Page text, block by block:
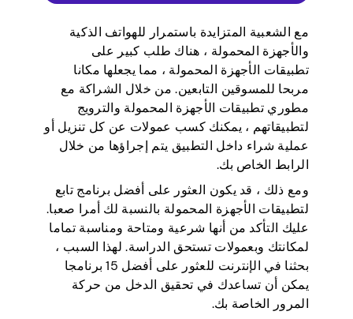
مع الشعبية المتزايدة باستمرار للهواتف الذكية
والأجهزة المحمولة ، هناك طلب كبير على
تطبيقات الأجهزة المحمولة ، مما يجعلها مكانا
مربحا للمسوقين التابعين. من خلال الشراكة مع
مطوري تطبيقات الأجهزة المحمولة والترويج
لتطبيقاتهم ، يمكنك كسب عمولات عن كل تنزيل أو
عملية شراء داخل التطبيق يتم إجراؤها من خلال
الرابط الخاص بك.
ومع ذلك ، قد يكون العثور على أفضل برنامج تابع
لتطبيقات الأجهزة المحمولة بالنسبة لك أمرا صعبا.
عليك التأكد من أنها شرعية ومتاحة ومناسبة تماما
لمكانتك وبعمولات تستحق الدراسة. لهذا السبب ،
بحثنا في الإنترنت للعثور على أفضل 15 برنامجا
يمكن أن تساعدك في تحقيق الدخل من حركة
المرور الخاصة بك.